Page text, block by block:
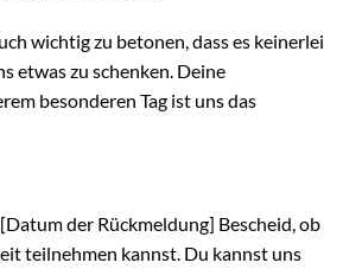
wichtig zu betonen, dass es keinerlei
etwas zu schenken. Deine
besonderen Tag ist uns das
der Rückmeldung] Bescheid, ob
teilnehmen kannst. Du kannst uns